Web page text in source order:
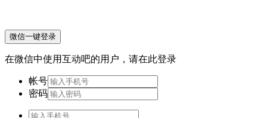
微信一键登录
在微信中使用互动吧的用户，请在此登录
帐号
密码